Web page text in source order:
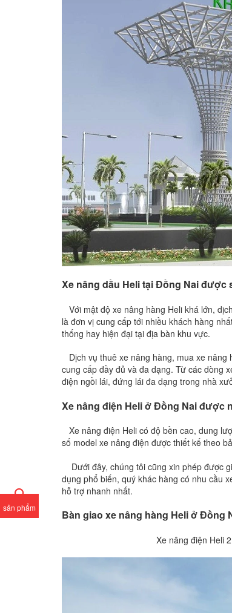
sản phẩm
Xe nâng dầu Heli tại Đồng Nai được
Với mật độ xe nâng hàng Heli khá lớn,
là đơn vị cung cấp tới nhiều khách hàng
thống hay hiện đại tại địa bàn khu vực.
Dịch vụ thuê xe nâng hàng, mua xe
cung cấp đầy đủ và đa dạng. Từ các dòng
điện ngồi lái, đứng lái đa dạng trong nhà
Xe nâng điện Heli ở Đồng Nai được
Xe nâng điện Heli có độ bền cao, dung
số model xe nâng điện được thiết kế theo
Dưới đây, chúng tôi cũng xin phép được
dụng phổ biến, quý khác hàng có nhu cầu
hỗ trợ nhanh nhất.
Bàn giao xe nâng hàng Heli ở Đồng
Xe nâng điện Heli